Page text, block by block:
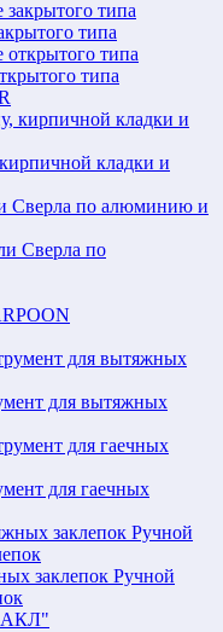
типа
типа
кладки и
Сверла по алюминию и
Сверла по
для вытяжных
для гаечных
Ручной
Ручной
"АКЛ"